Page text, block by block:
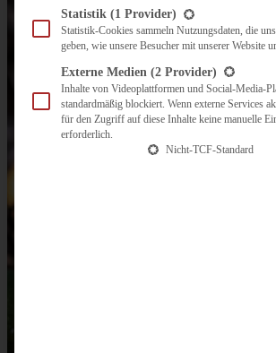
Statistik (1 Provider)
Statistik-Cookies sammeln Nutzungsdaten, die
geben, wie unsere Besucher mit unserer Website
Externe Medien (2 Provider)
Inhalte von Videoplattformen und Social-Media-
standardmäßig blockiert. Wenn externe Services
für den Zugriff auf diese Inhalte keine manuelle
erforderlich.
Nicht-TCF-Standard